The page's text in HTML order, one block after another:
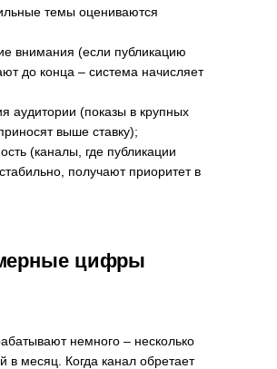
темы оцениваются
внимания (если публикацию
до конца – система начисляет
аудитории (показы в крупных
выше ставку);
(каналы, где публикации
получают приоритет в
цифры
немного – несколько
в месяц. Когда канал обретает